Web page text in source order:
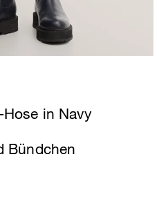
in Navy
Bündchen